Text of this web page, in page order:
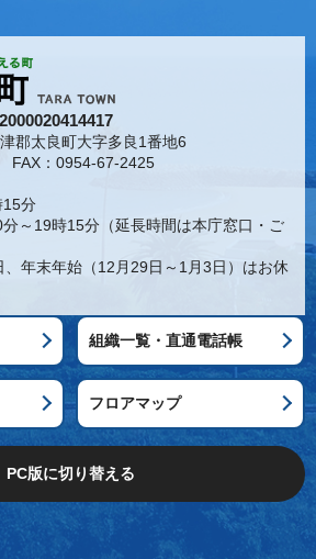
郡太良町大字多良1番地6
FAX：0954-67-2425
15分
～19時15分（延長時間は本庁窓口・ご
年末年始（12月29日～1月3日）はお休
組織一覧・直通電話帳
フロアマップ
PC版に切り替える